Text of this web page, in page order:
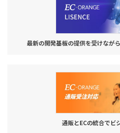
最新の開発基板の提供を受けなが
通販とECの統合でビ